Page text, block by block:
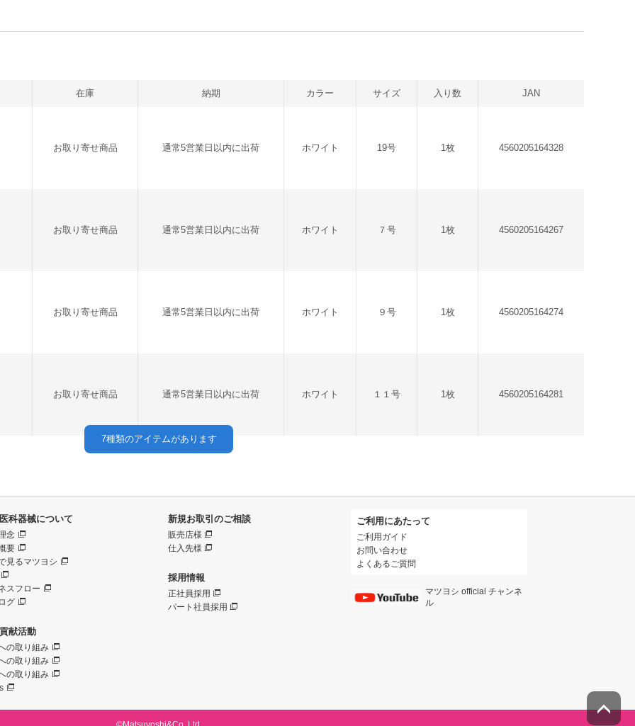
在庫 納期 カラー サイズ 入り数 JAN
お取り寄せ商品 通常5営業日以内に出荷 ホワイト 19号 1枚 4560205164328
お取り寄せ商品 通常5営業日以内に出荷 ホワイト ７号 1枚 4560205164267
お取り寄せ商品 通常5営業日以内に出荷 ホワイト ９号 1枚 4560205164274
お取り寄せ商品 通常5営業日以内に出荷 ホワイト １１号 1枚 4560205164281
7種類のアイテムがあります
科器械について
念
要
見るマツヨシ
スフロー
グ
献活動
の取り組み
の取り組み
の取り組み
新規お取引のご相談
販売店様
仕入先様
採用情報
正社員採用
パート社員採用
ご利用にあたって
ご利用ガイド
お問い合わせ
よくあるご質問
マツヨシ official チャンネ
ル